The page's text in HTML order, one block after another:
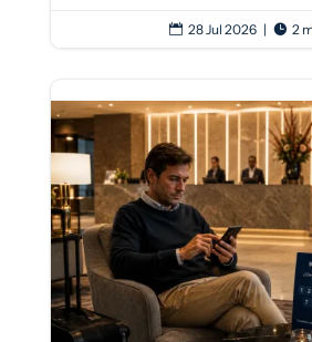
 28 Jul 2026 |  2